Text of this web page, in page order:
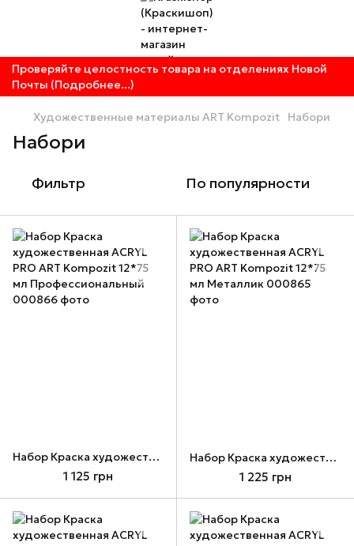
Проверяйте целостность товара на отделениях Новой
Почты (Подробнее...)
Художественные материалы ART Kompozit Набори
Набори
Фильтр По популярности
Набор Краска художественная ACRYL PRO ART Kompozit 12*75 мл Профессиональный
1 125 грн
Набор Краска художественная ACRYL PRO ART Kompozit 12*75 мл Металлик
1 225 грн